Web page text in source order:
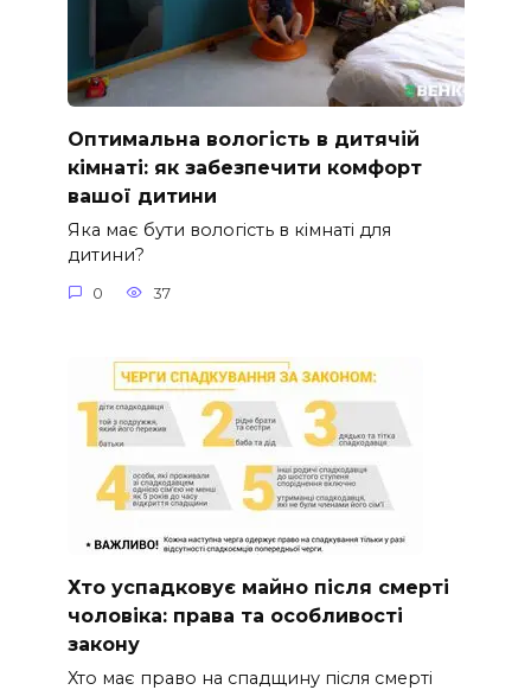
Оптимальна вологість в дитячій
кімнаті: як забезпечити комфорт
вашої дитини
Яка має бути вологість в кімнаті для
дитини?
0 37
Хто успадковує майно після смерті
чоловіка: права та особливості
закону
Хто має право на спадщину після смерті